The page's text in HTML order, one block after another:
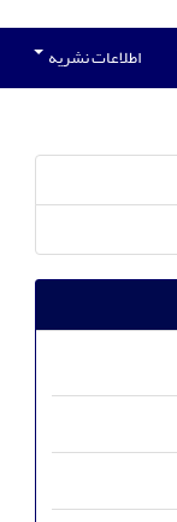
اطلاعات نشریه